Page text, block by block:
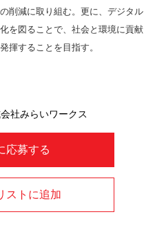
削減に取り組む。更に、デジタル
を図ることで、社会と環境に貢献
揮することを目指す。
応募する
ストに追加
社みらいワークス